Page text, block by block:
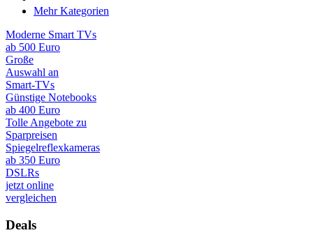
Mehr Kategorien
Moderne Smart TVs
ab 500 Euro
Große
Auswahl an
Smart-TVs
Günstige Notebooks
ab 400 Euro
Tolle Angebote zu
Sparpreisen
Spiegelreflexkameras
ab 350 Euro
DSLRs
jetzt online
vergleichen
Deals